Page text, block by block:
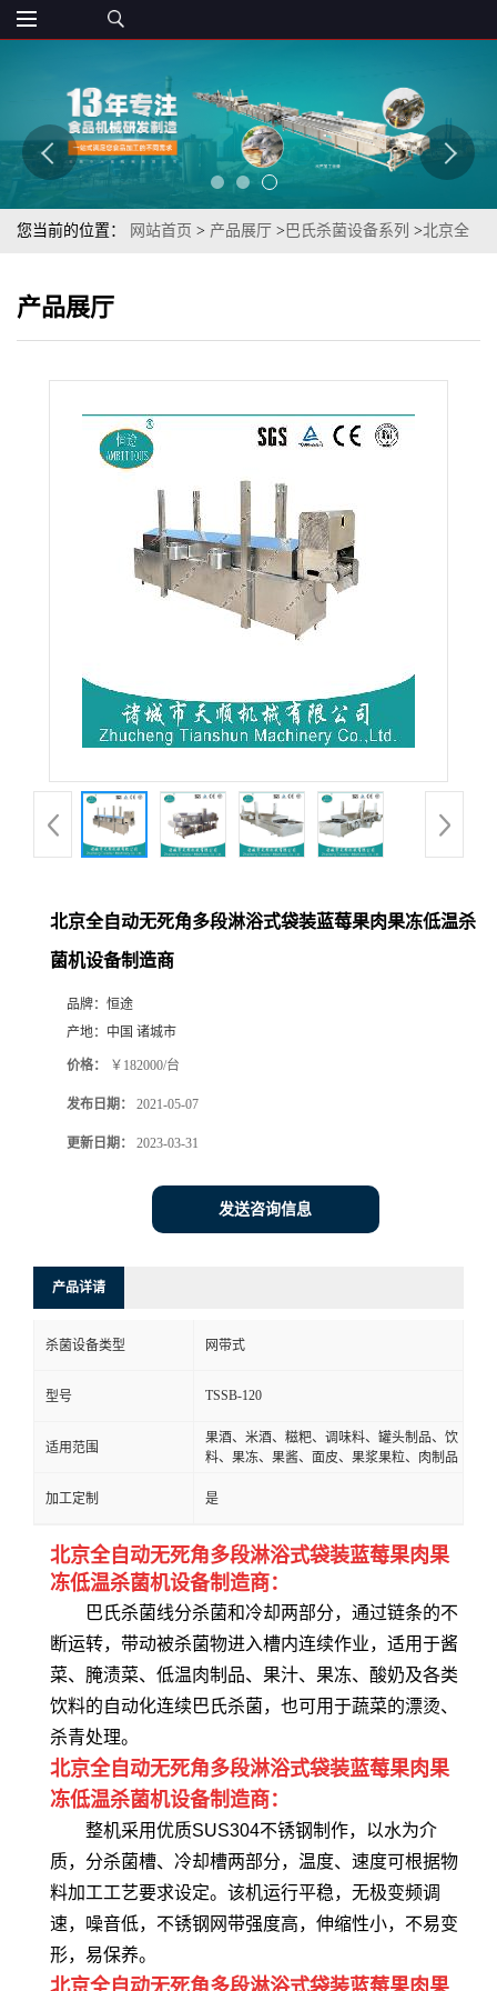
您当前的位置： 网站首页 > 产品展厅 > 巴氏杀菌设备系列 >北京全
产品展厅
北京全自动无死角多段淋浴式袋装蓝莓果肉果冻低温杀
菌机设备制造商
品牌： 恒途
产地： 中国 诸城市
价格： ￥182000/台
发布日期： 2021-05-07
更新日期： 2023-03-31
发送咨询信息
产品详请
杀菌设备类型 网带式
型号 TSSB-120
适用范围
果酒、米酒、糍粑、调味料、罐头制品、饮
料、果冻、果酱、面皮、果浆果粒、肉制品
加工定制 是
北京全自动无死角多段淋浴式袋装蓝莓果肉果
冻低温杀菌机设备制造商：
巴氏杀菌线分杀菌和冷却两部分，通过链条的不
断运转，带动被杀菌物进入槽内连续作业，适用于酱
菜、腌渍菜、低温肉制品、果汁、果冻、酸奶及各类
饮料的自动化连续巴氏杀菌，也可用于蔬菜的漂烫、
杀青处理。
北京全自动无死角多段淋浴式袋装蓝莓果肉果
冻低温杀菌机设备制造商：
整机采用优质SUS304不锈钢制作，以水为介
质，分杀菌槽、冷却槽两部分，温度、速度可根据物
料加工工艺要求设定。该机运行平稳，无极变频调
速，噪音低，不锈钢网带强度高，伸缩性小，不易变
形，易保养。
北京全自动无死角多段淋浴式袋装蓝莓果肉果